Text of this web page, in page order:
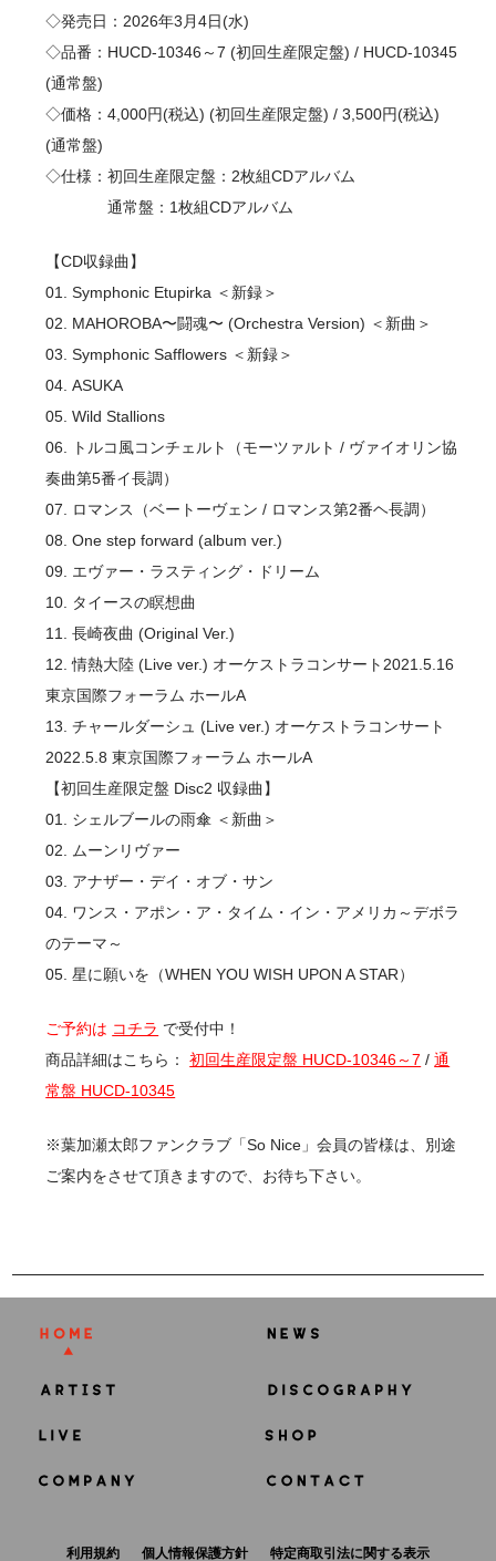
◇発売日：2026年3月4日(水)
◇品番：HUCD-10346～7 (初回生産限定盤) / HUCD-10345
(通常盤)
◇価格：4,000円(税込) (初回生産限定盤) / 3,500円(税込)
(通常盤)
◇仕様：初回生産限定盤：2枚組CDアルバム
通常盤：1枚組CDアルバム
【CD収録曲】
01. Symphonic Etupirka ＜新録＞
02. MAHOROBA〜闘魂〜 (Orchestra Version) ＜新曲＞
03. Symphonic Safflowers ＜新録＞
04. ASUKA
05. Wild Stallions
06. トルコ風コンチェルト（モーツァルト / ヴァイオリン協
奏曲第5番イ長調）
07. ロマンス（ベートーヴェン / ロマンス第2番ヘ長調）
08. One step forward (album ver.)
09. エヴァー・ラスティング・ドリーム
10. タイースの瞑想曲
11. 長崎夜曲 (Original Ver.)
12. 情熱大陸 (Live ver.) オーケストラコンサート2021.5.16
東京国際フォーラム ホールA
13. チャールダーシュ (Live ver.) オーケストラコンサート
2022.5.8 東京国際フォーラム ホールA
【初回生産限定盤 Disc2 収録曲】
01. シェルブールの雨傘 ＜新曲＞
02. ムーンリヴァー
03. アナザー・デイ・オブ・サン
04. ワンス・アポン・ア・タイム・イン・アメリカ～デボラ
のテーマ～
05. 星に願いを（WHEN YOU WISH UPON A STAR）
ご予約は コチラ で受付中！
商品詳細はこちら：
初回生産限定盤 HUCD-10346～7 /通
常盤 HUCD-10345
※葉加瀬太郎ファンクラブ「So Nice」会員の皆様は、別途
ご案内をさせて頂きますので、お待ち下さい。
利用規約 個人情報保護方針 特定商取引法に関する表示